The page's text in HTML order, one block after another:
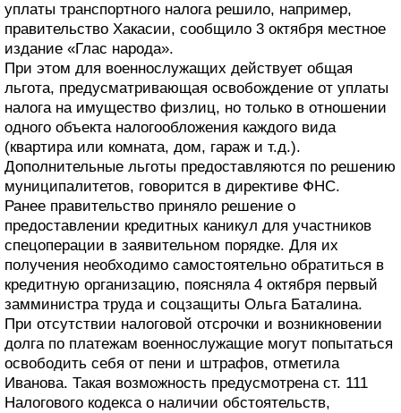
уплаты транспортного налога решило, например,
правительство Хакасии, сообщило 3 октября местное
издание «Глас народа».
При этом для военнослужащих действует общая
льгота, предусматривающая освобождение от уплаты
налога на имущество физлиц, но только в отношении
одного объекта налогообложения каждого вида
(квартира или комната, дом, гараж и т.д.).
Дополнительные льготы предоставляются по решению
муниципалитетов, говорится в директиве ФНС.
Ранее правительство приняло решение о
предоставлении кредитных каникул для участников
спецоперации в заявительном порядке. Для их
получения необходимо самостоятельно обратиться в
кредитную организацию, поясняла 4 октября первый
замминистра труда и соцзащиты Ольга Баталина.
При отсутствии налоговой отсрочки и возникновении
долга по платежам военнослужащие могут попытаться
освободить себя от пени и штрафов, отметила
Иванова. Такая возможность предусмотрена ст. 111
Налогового кодекса о наличии обстоятельств,